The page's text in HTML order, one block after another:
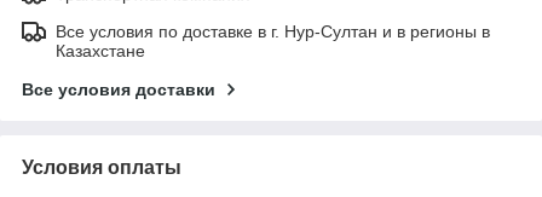
Все условия по доставке в г. Нур-Султан и в регионы в
Казахстане
Все условия доставки
Условия оплаты